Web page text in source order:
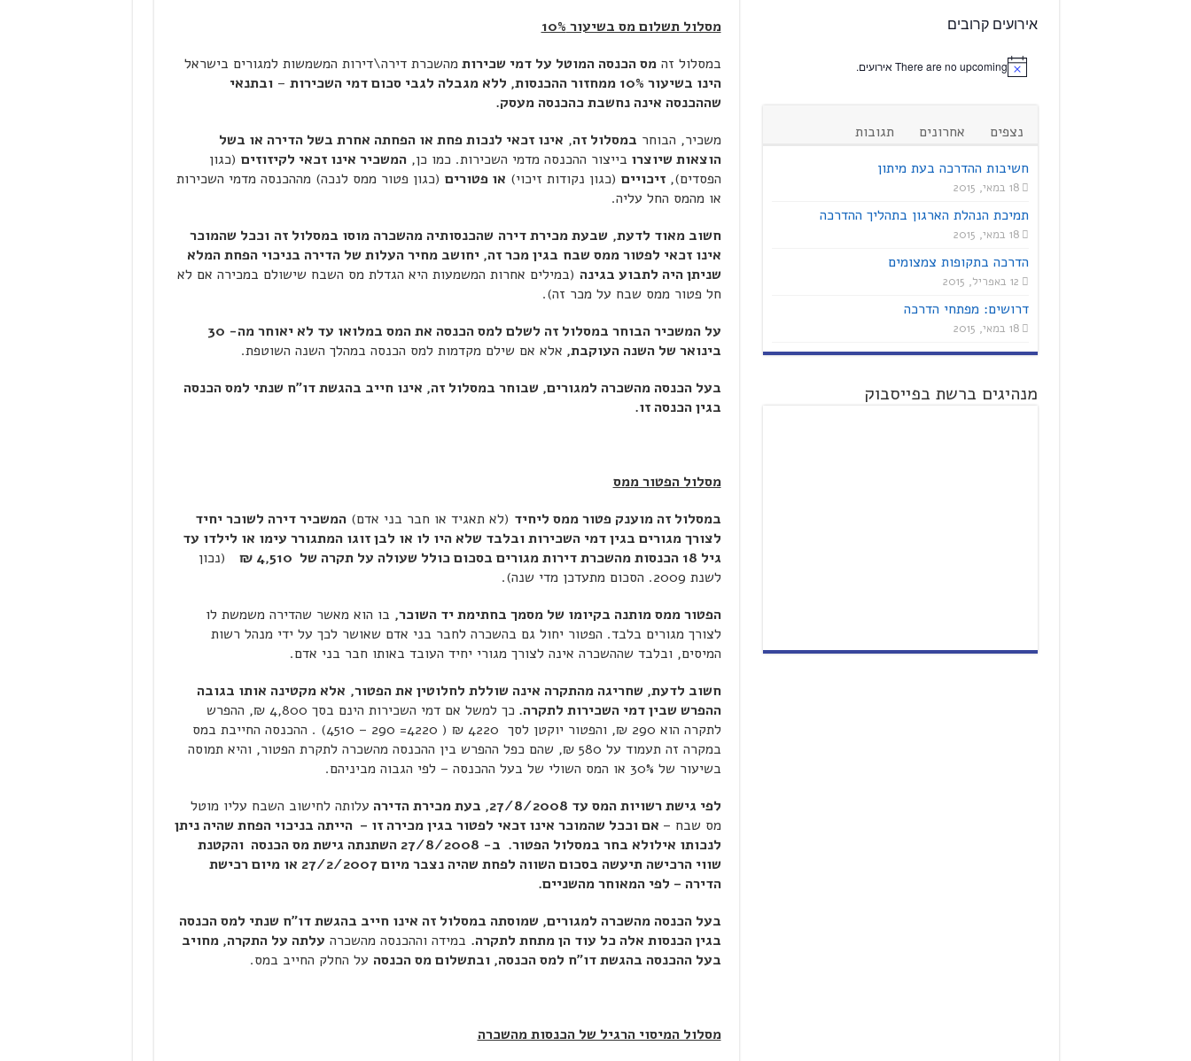
מסלול תשלום מס בשיעור 10%
במסלול זהמס הכנסה המוטל על דמי שכירות מהשכרת דירה\דירות המשמשות למגורים בישראל
הינו בשיעור 10% ממחזור ההכנסות, ללא מגבלה לגבי סכום דמי השכירות
–ובתנאי
שההכנסה אינה נחשבת כהכנסה מעסק.
משכיר, הבוחר במסלול זה, אינו זכאי לנכות פחת או הפחתה אחרת בשל הדירה או בשל
הוצאות שיוצרו בייצור ההכנסה מדמי השכירות. כמו כן,המשכיר אינו זכאי לקיזוזים (כגון
הפסדים),זיכויים (כגון נקודות זיכוי) או פטורים (כגון פטור ממס לנכה) מההכנסה מדמי השכירות
או מהמס החל עליה.
חשוב מאוד לדעת, שבעת מכירת דירה שהכנסותיה מהשכרה מוסו במסלול זה וככל שהמוכר
אינו זכאי לפטור ממס שבח בגין מכר זה, יחושב מחיר העלות של הדירה בניכוי הפחת המלא
שניתן היה לתבוע בגינה (במילים אחרות המשמעות היא הגדלת מס השבח שישולם במכירה אם לא
חל פטור ממס שבח על מכר זה).
על המשכיר הבוחר במסלול זה לשלם למס הכנסה את המס במלואו עד לא יאוחר מה- 30
בינואר של השנה העוקבת, אלא אם שילם מקדמות למס הכנסה במהלך השנה השוטפת.
בעל הכנסה מהשכרה למגורים, שבוחר במסלול זה, אינו חייב בהגשת דו"ח שנתי למס הכנסה
בגין הכנסה זו.
מסלול הפטור ממס
במסלול זה מוענק פטור ממס ליחיד (לא תאגיד או חבר בני אדם)המשכיר דירה לשוכר יחיד
לצורך מגורים בגין דמי השכירות ובלבד שלא היו לו או לבן זוגו המתגורר עימו או לילדו עד
גיל 18 הכנסות מהשכרת דירות מגורים בסכום כולל שעולה על תקרה של 4,510 ₪
(נכון
לשנת 2009. הסכום מתעדכן מדי שנה).
הפטור ממס מותנה בקיומו של מסמך בחתימת יד השוכר, בו הוא מאשר שהדירה משמשת לו
לצורך מגורים בלבד. הפטור יחול גם בהשכרה לחבר בני אדם שאושר לכך על ידי מנהל רשות
המיסים, ובלבד שההשכרה אינה לצורך מגורי יחיד העובד באותו חבר בני אדם.
חשוב לדעת, שחריגה מהתקרה אינה שוללת לחלוטין את הפטור, אלא מקטינה אותו בגובה
ההפרש שבין דמי השכירות לתקרה.
כך למשל אם דמי השכירות הינם בסך 4,800 ₪, ההפרש
לתקרה הוא 290 ₪, והפטור יוקטן לסך 4220 ₪ ( 4220= 290 – 4510) . ההכנסה החייבת במס
במקרה זה תעמוד על 580 ₪, שהם כפל ההפרש בין ההכנסה מהשכרה לתקרת הפטור, והיא תמוסה
בשיעור של 30% או המס השולי של בעל ההכנסה – לפי הגבוה מביניהם.
לפי גישת רשויות המס עד 27/8/2008, בעת מכירת הדירה
עלותה לחישוב השבח עליו מוטל
מס שבח – אם וככל שהמוכר אינו זכאי לפטור בגין מכירה זו – הייתה בניכוי הפחת שהיה ניתן
לנכותו אילולא בחר במסלול הפטור. ב- 27/8/2008 השתנתה גישת מס הכנסה והקטנת
שווי הרכישה תיעשה בסכום השווה לפחת שהיה נצבר מיום 27/2/2007 או מיום רכישת
הדירה – לפי המאוחר מהשניים.
בעל הכנסה מהשכרה למגורים, שמוסתה במסלול זה אינו חייב בהגשת דו"ח שנתי למס הכנסה
בגין הכנסות אלה כל עוד הן מתחת לתקרה. במידה וההכנסה מהשכרה עלתה על התקרה, מחויב
בעל ההכנסה בהגשת דו"ח למס הכנסה, ובתשלום מס הכנסה על החלק החייב במס.
מסלול המיסוי הרגיל של הכנסות מהשכרה
אירועים קרובים
There are no upcoming אירועים.
נצפים אחרונים
תגובות
חשיבות ההדרכה בעת מיתון
18 במאי, 2015
תמיכת הנהלת הארגון בתהליך ההדרכה
18 במאי, 2015
הדרכה בתקופות צמצומים
12 באפריל, 2015
דרושים: מפתחי הדרכה
18 במאי, 2015
מנהיגים ברשת בפייסבוק